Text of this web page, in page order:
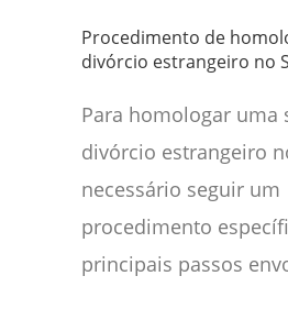
Procedimento de
divórcio estrangeiro no
Para homologar uma
divórcio estrangeiro
necessário seguir um
procedimento
principais passos